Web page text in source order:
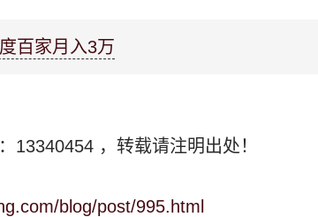
百家月入3万
13340454 ，转载请注明出处！
blog/post/995.html